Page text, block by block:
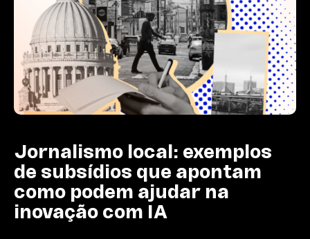
Jornalismo local: exemplos
de subsídios que apontam
como podem ajudar na
inovação com IA